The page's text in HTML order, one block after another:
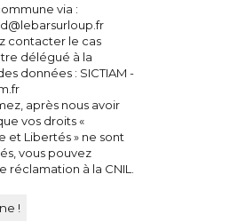
via :
contacter le cas
délégué à la
données : SICTIAM -
après nous avoir
vos droits «
et Libertés » ne sont
vous pouvez
réclamation à la CNIL.